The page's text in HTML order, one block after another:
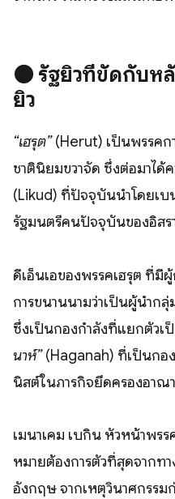
⚫️ รัฐยิวที่ขัดกับห
ยิว
“เฮรุต”(Herut) เป็นพรรคก
ชาตินิยมขวาจัด ซึ่งต่อมาได้
(Likud) ที่ปัจจุบันนำโดยเบ
รัฐมนตรีคนปัจจุบันของอิสร
ดีเอ็นเอของพรรคเฮรุต ที่มี
การขนานนามว่าเป็นผู้นำกลุ่
ซึ่งเป็นกองกำลังที่แยกตัวเ
นาห์”(Haganah) ที่เป็นกอ
นิสต์ในภารกิจยึดครองอาณ
เมนาเคม เบกิน หัวหน้าพร
หมายต้องการตัวที่สุดจากท
อังกฤษ จากเหตุวินาศกรรม